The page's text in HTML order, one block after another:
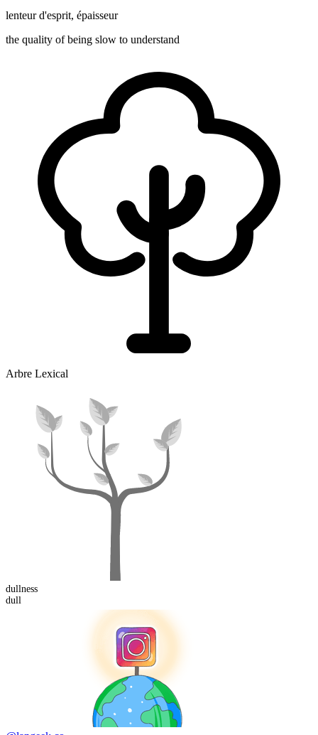
lenteur d'esprit, épaisseur
the quality of being slow to understand
Arbre Lexical
dullness
dull